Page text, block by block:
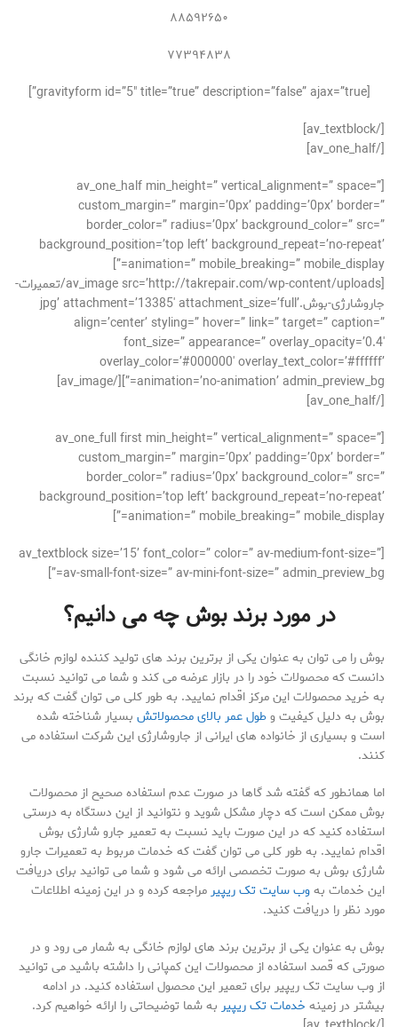
۸۸۵۹۲۶۵۰
۷۷۳۹۴۸۳۸
[gravityform id=”5″ title=”true” description=”false” ajax=”true”]
[/av_textblock]
[/av_one_half]
[av_one_half min_height=” vertical_alignment=” space=”
custom_margin=” margin=’0px’ padding=’0px’ border=”
border_color=” radius=’0px’ background_color=” src=”
background_position=’top left’ background_repeat=’no-repeat’
animation=” mobile_breaking=” mobile_display=”]
[av_image src=’http://takrepair.com/wp-content/uploads/تعمیرات-
جاروشارژی-بوش.jpg’ attachment=’13385′ attachment_size=’full’
align=’center’ styling=” hover=” link=” target=” caption=”
font_size=” appearance=” overlay_opacity=’0.4′
overlay_color=’#000000′ overlay_text_color=’#ffffff’
animation=’no-animation’ admin_preview_bg=”][/av_image]
[/av_one_half]
[av_one_full first min_height=” vertical_alignment=” space=”
custom_margin=” margin=’0px’ padding=’0px’ border=”
border_color=” radius=’0px’ background_color=” src=”
background_position=’top left’ background_repeat=’no-repeat’
animation=” mobile_breaking=” mobile_display=”]
[av_textblock size=’15’ font_color=” color=” av-medium-font-size=”
av-small-font-size=” av-mini-font-size=” admin_preview_bg=”]
در مورد برند بوش چه می دانیم؟
بوش را می توان به عنوان یکی از برترین برند های تولید کننده لوازم خانگی
دانست که محصولات خود را در بازار عرضه می کند و شما می توانید نسبت
به خرید محصولات این مرکز اقدام نمایید. به طور کلی می توان گفت که برند
بوش به دلیل کیفیت وطول عمر بالای محصولاتش بسیار شناخته شده
است و بسیاری از خانواده های ایرانی از جاروشارژی این شرکت استفاده می
کنند.
اما همانطور که گفته شد گاها در صورت عدم استفاده صحیح از محصولات
بوش ممکن است که دچار مشکل شوید و نتوانید از این دستگاه به درستی
استفاده کنید که در این صورت باید نسبت به تعمیر جارو شارژی بوش
اقدام نمایید. به طور کلی می توان گفت که خدمات مربوط به تعمیرات جارو
شارژی بوش به صورت تخصصی ارائه می شود و شما می توانید برای دریافت
این خدمات بهوب سایت تک ریپیرمراجعه کرده و در این زمینه اطلاعات
مورد نظر را دریافت کنید.
بوش به عنوان یکی از برترین برند های لوازم خانگی به شمار می رود و در
صورتی که قصد استفاده از محصولات این کمپانی را داشته باشید می توانید
از وب سایت تک ریپیر برای تعمیر این محصول استفاده کنید. در ادامه
بیشتر در زمینه خدمات تک ریپیر به شما توضیحاتی را ارائه خواهیم کرد.